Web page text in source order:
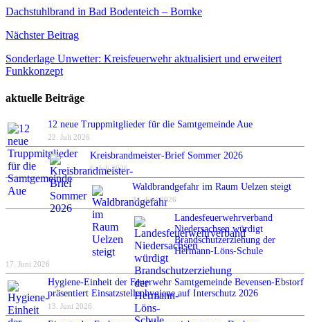
Dachstuhlbrand in Bad Bodenteich – Bomke
Nächster Beitrag
Sonderlage Unwetter: Kreisfeuerwehr aktualisiert und erweitert
Funkkonzept
aktuelle Beiträge
12 neue Truppmitglieder für die Samtgemeinde Aue
22. Juli 2026
Kreisbrandmeister-Brief Sommer 2026
6. Juli 2026
Waldbrandgefahr im Raum Uelzen steigt
24. Juni 2026
Landesfeuerwehrverband
Niedersachsen würdigt
Brandschutzerziehung der
Hermann-Löns-Schule
17. Juni 2026
Hygiene-Einheit der Feuerwehr Samtgemeinde Bevensen-Ebstorf
präsentiert Einsatzstellenhygiene auf Interschutz 2026
13. Juni 2026